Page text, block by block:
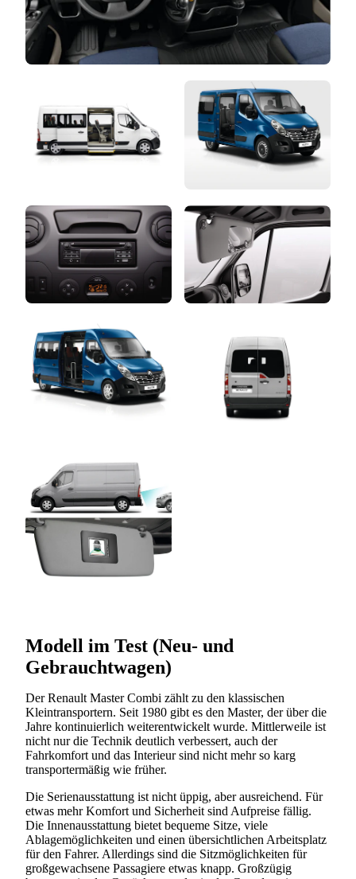
Modell im Test (Neu- und
Gebrauchtwagen)
Der Renault Master Combi zählt zu den klassischen
Kleintransportern. Seit 1980 gibt es den Master, der über die
Jahre kontinuierlich weiterentwickelt wurde. Mittlerweile ist
nicht nur die Technik deutlich verbessert, auch der
Fahrkomfort und das Interieur sind nicht mehr so karg
transportermäßig wie früher.
Die Serienausstattung ist nicht üppig, aber ausreichend. Für
etwas mehr Komfort und Sicherheit sind Aufpreise fällig.
Die Innenausstattung bietet bequeme Sitze, viele
Ablagemöglichkeiten und einen übersichtlichen Arbeitsplatz
für den Fahrer. Allerdings sind die Sitzmöglichkeiten für
großgewachsene Passagiere etwas knapp. Großzügig